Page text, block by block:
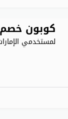
كوبون خصم نمشي
لمستخدمي